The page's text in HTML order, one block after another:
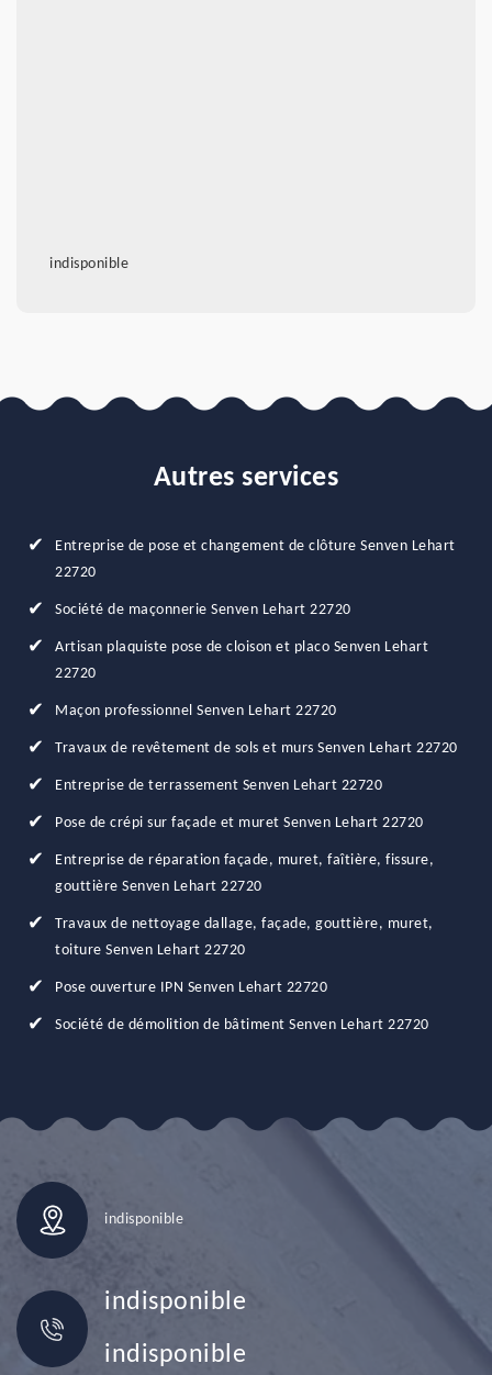
indisponible
Autres services
Entreprise de pose et changement de clôture Senven Lehart
22720
Société de maçonnerie Senven Lehart 22720
Artisan plaquiste pose de cloison et placo Senven Lehart
22720
Maçon professionnel Senven Lehart 22720
Travaux de revêtement de sols et murs Senven Lehart 22720
Entreprise de terrassement Senven Lehart 22720
Pose de crépi sur façade et muret Senven Lehart 22720
Entreprise de réparation façade, muret, faîtière, fissure,
gouttière Senven Lehart 22720
Travaux de nettoyage dallage, façade, gouttière, muret,
toiture Senven Lehart 22720
Pose ouverture IPN Senven Lehart 22720
Société de démolition de bâtiment Senven Lehart 22720
indisponible
indisponible
indisponible